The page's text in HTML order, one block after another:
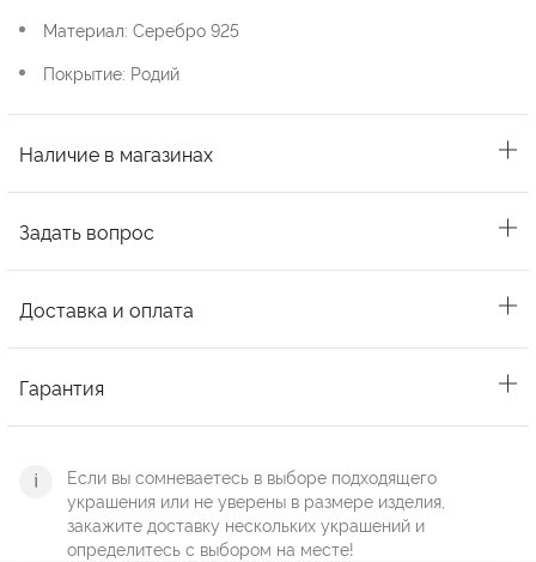
Материал: Серебро 925
Покрытие: Родий
Наличие в магазинах
Задать вопрос
Доставка и оплата
Гарантия
Если вы сомневаетесь в выборе подходящего
украшения или не уверены в размере изделия,
закажите доставку нескольких украшений и
определитесь с выбором на месте!